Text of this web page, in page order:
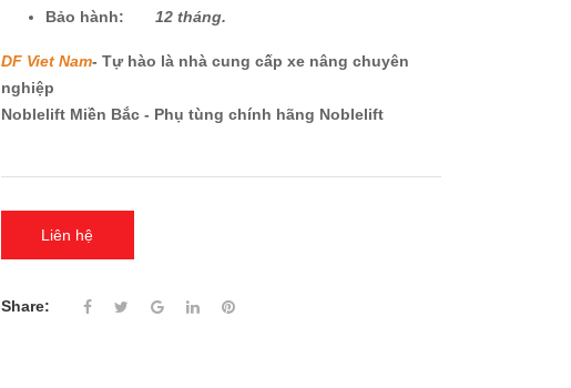
Bảo hành:
12 tháng.
DF Viet Nam- Tự hào là nhà cung cấp xe nâng chuyên
nghiệp
Noblelift Miền Bắc - Phụ tùng chính hãng Noblelift
Liên hệ
Share: